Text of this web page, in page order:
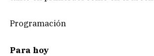
Programación
Para hoy